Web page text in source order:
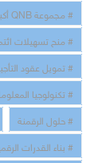
# مجموعة QNB أكبر مؤسسة مالية في الشرق الأوسط وإفريقيا
# منح تسهيلات
# تمويل عقود
# تكنولوجيا
# حلول الرقمنة
# بناء القدرات